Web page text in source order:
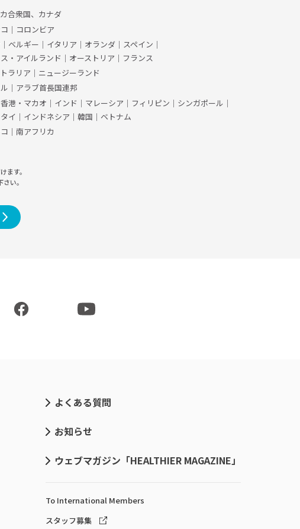
合衆国、カナダ
｜ コロンビア
｜ ベルギー ｜ イタリア ｜ オランダ ｜ スペイン ｜
・アイルランド ｜ オーストリア ｜ フランス
ラリア ｜ ニュージーランド
｜ アラブ首長国連邦
香港・マカオ ｜ インド ｜ マレーシア ｜ フィリピン ｜ シンガポール ｜
タイ ｜ インドネシア ｜ 韓国 ｜ ベトナム
｜ 南アフリカ
ます。
い。
よくある質問
お知らせ
ウェブマガジン「HEALTHIER MAGAZINE」
To International Members
スタッフ募集